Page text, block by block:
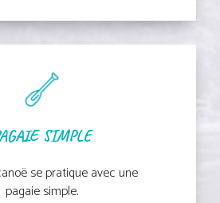
SIMPLE
se pratique avec une
pagaie simple.